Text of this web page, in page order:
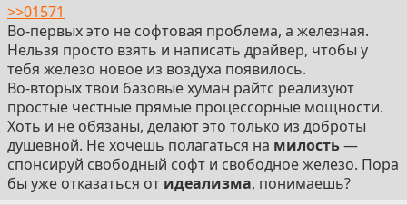
>>01571
Во-первых это не софтовая проблема, а железная.
Нельзя просто взять и написать драйвер, чтобы у
тебя железо новое из воздуха появилось.
Во-вторых твои базовые хуман райтс реализуют
простые честные прямые процессорные мощности.
Хоть и не обязаны, делают это только из доброты
душевной. Не хочешь полагаться на милость—
спонсируй свободный софт и свободное железо. Пора
бы уже отказаться от идеализма, понимаешь?